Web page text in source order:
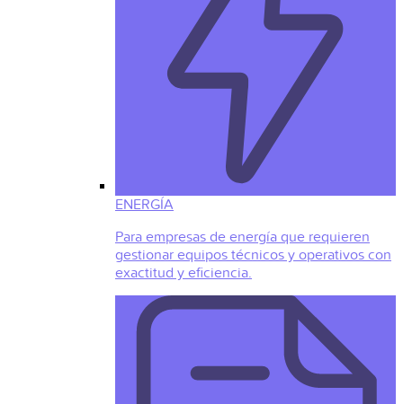
ENERGÍA
Para empresas de energía que requieren
gestionar equipos técnicos y operativos con
exactitud y eficiencia.